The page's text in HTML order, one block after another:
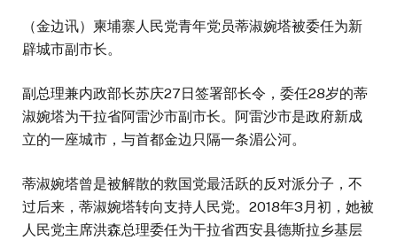
（金边讯）柬埔寨人民党青年党员蒂淑婉塔被委任为新
辟城市副市长。
副总理兼内政部长苏庆27日签署部长令，委任28岁的蒂
淑婉塔为干拉省阿雷沙市副市长。阿雷沙市是政府新成
立的一座城市，与首都金边只隔一条湄公河。
蒂淑婉塔曾是被解散的救国党最活跃的反对派分子，不
过后来，蒂淑婉塔转向支持人民党。2018年3月初，她被
人民党主席洪森总理委任为干拉省西安县德斯拉乡基层